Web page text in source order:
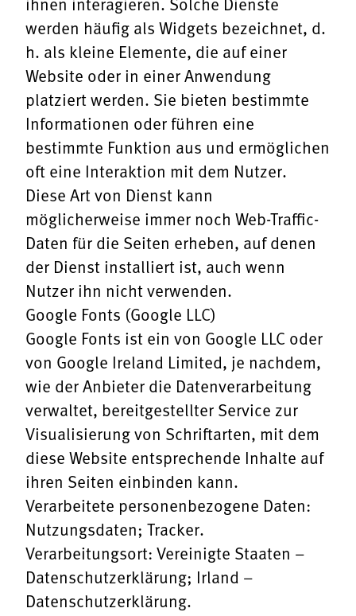
werden häufig als Widgets bezeichnet, d.
h. als kleine Elemente, die auf einer
Website oder in einer Anwendung
platziert werden. Sie bieten bestimmte
Informationen oder führen eine
bestimmte Funktion aus und ermöglichen
oft eine Interaktion mit dem Nutzer.
Diese Art von Dienst kann
möglicherweise immer noch Web-Traffic-
Daten für die Seiten erheben, auf denen
der Dienst installiert ist, auch wenn
Nutzer ihn nicht verwenden.
Google Fonts (Google LLC)
Google Fonts ist ein von Google LLC oder
von Google Ireland Limited, je nachdem,
wie der Anbieter die Datenverarbeitung
verwaltet, bereitgestellter Service zur
Visualisierung von Schriftarten, mit dem
diese Website entsprechende Inhalte auf
ihren Seiten einbinden kann.
Verarbeitete personenbezogene Daten:
Nutzungsdaten; Tracker.
Verarbeitungsort: Vereinigte Staaten –
Datenschutzerklärung; Irland –
Datenschutzerklärung.